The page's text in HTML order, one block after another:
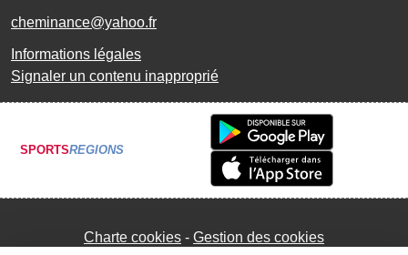
cheminance@yahoo.fr
Informations légales
Signaler un contenu inapproprié
SPORTSREGIONS
Charte cookies Gestion des cookies